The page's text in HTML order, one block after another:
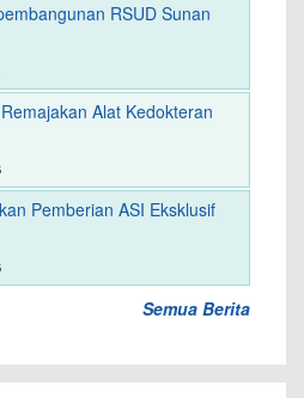
RSUD Sunan
Alat Kedokteran
Pemberian ASI Eksklusif
Semua Berita